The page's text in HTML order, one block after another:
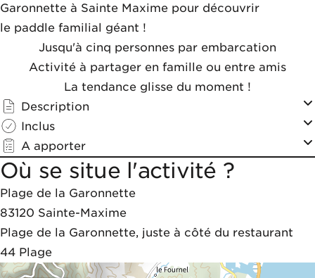
Garonnette à Sainte Maxime pour découvrir
le paddle familial géant !
Jusqu'à cinq personnes par embarcation
Activité à partager en famille ou entre amis
La tendance glisse du moment !
Description
Inclus
A apporter
Où se situe l'activité ?
Plage de la Garonnette
83120 Sainte-Maxime
Plage de la Garonnette, juste à côté du restaurant
44 Plage